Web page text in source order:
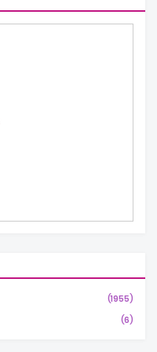
(1955)
(6)